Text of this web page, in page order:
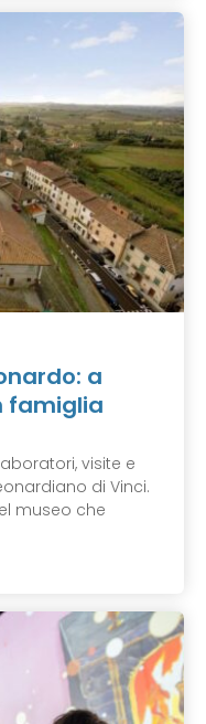
a
famiglia
visite e
di Vinci.
museo che